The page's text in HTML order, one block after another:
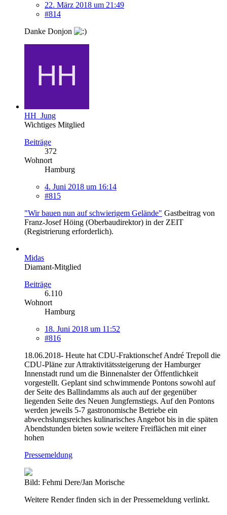
22. März 2018 um 21:49
#814
Danke Donjon
HH_Jung
Wichtiges Mitglied
Beiträge
372
Wohnort
Hamburg
4. Juni 2018 um 16:14
#815
"Wir bauen nun auf schwierigem Gelände" Gastbeitrag von
Franz-Josef Höing (Oberbaudirektor) in der ZEIT
(Registrierung erforderlich).
Midas
Diamant-Mitglied
Beiträge
6.110
Wohnort
Hamburg
18. Juni 2018 um 11:52
#816
18.06.2018- Heute hat CDU-Fraktionschef André Trepoll die
CDU-Pläne zur Attraktivitätssteigerung der Hamburger
Innenstadt rund um die Binnenalster der Öffentlichkeit
vorgestellt. Geplant sind schwimmende Pontons sowohl auf
der Seite des Ballindamms als auch auf der gegenüber
liegenden Seite des Neuen Jungfernstiegs. Auf den Pontons
werden jeweils 5-7 gastronomische Betriebe ein
abwechslungsreiches kulinarisches Angebot bis in die späten
Abendstunden bieten sowie weitere Freiflächen mit einer
hohen
Pressemeldung
Bild: Fehmi Dere/Jan Morische
Weitere Render finden sich in der Pressemeldung verlinkt.